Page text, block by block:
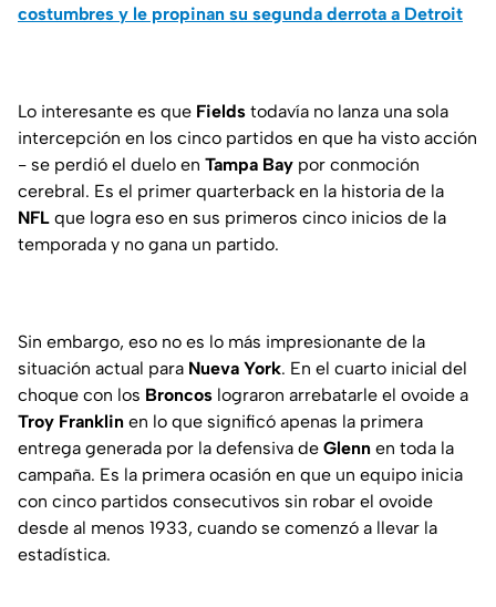
costumbres y le propinan su segunda derrota a Detroit
Lo interesante es que Fields todavía no lanza una sola
intercepción en los cinco partidos en que ha visto acción
- se perdió el duelo en Tampa Bay por conmoción
cerebral. Es el primer quarterback en la historia de la
NFL que logra eso en sus primeros cinco inicios de la
temporada y no gana un partido.
Sin embargo, eso no es lo más impresionante de la
situación actual para Nueva York. En el cuarto inicial del
choque con los Broncos lograron arrebatarle el ovoide a
Troy Franklin en lo que significó apenas la primera
entrega generada por la defensiva de Glenn en toda la
campaña. Es la primera ocasión en que un equipo inicia
con cinco partidos consecutivos sin robar el ovoide
desde al menos 1933, cuando se comenzó a llevar la
estadística.